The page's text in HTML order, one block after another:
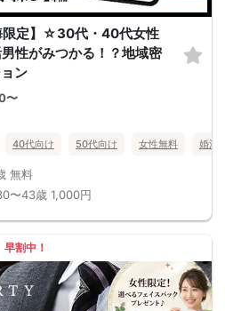
定】☆30代・40代女性
性がみつかる！？地域密
ン
〜
40代向け 50代向け 女性無料 婚活
無料
〜43歳 1,000円
早割中！